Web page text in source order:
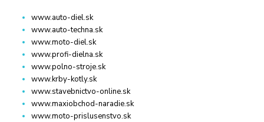
www.auto-diel.sk
www.auto-techna.sk
www.moto-diel.sk
www.profi-dielna.sk
www.polno-stroje.sk
www.krby-kotly.sk
www.stavebnictvo-online.sk
www.maxiobchod-naradie.sk
www.moto-prislusenstvo.sk